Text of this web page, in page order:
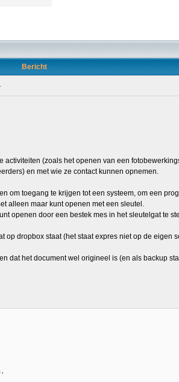
Bericht
(zoals het openen van een
en met wie ze contact kunnen opnemen.
om toegang te krijgen tot een systeem, om een
alleen maar kunt openen met een sleutel.
openen door een bestek mes in het sleutelgat te
dropbox staat (het staat expres niet op de eigen
dat het document wel origineel is (en als backup